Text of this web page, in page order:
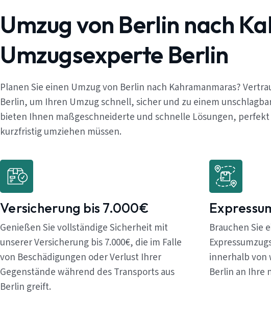
Umzug von Berlin nach
Umzugsexperte Berlin
Planen Sie einen Umzug von Berlin nach Kahramanmaras?
Berlin, um Ihren Umzug schnell, sicher und zu einem
bieten Ihnen maßgeschneiderte und schnelle Lösungen,
kurzfristig umziehen müssen.
Versicherung bis 7.000€
Genießen Sie vollständige Sicherheit mit
unserer Versicherung bis 7.000€, die im Falle
von Beschädigungen oder Verlust Ihrer
Gegenstände während des Transports aus
Berlin greift.
Brauchen Sie
innerhalb von
Berlin an Ihre